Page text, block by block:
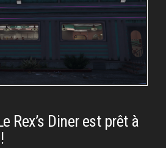
Rex’s Diner est prêt à